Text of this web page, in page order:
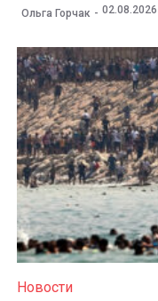
Ольга Горчак
Новости